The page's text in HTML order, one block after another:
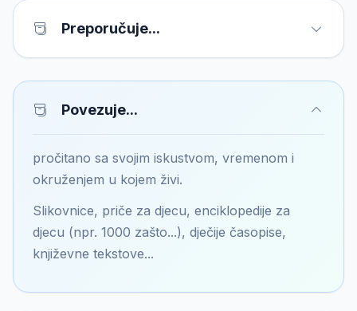
Preporučuje...
Povezuje...
pročitano sa svojim iskustvom, vremenom i
okruženjem u kojem živi.
Slikovnice, priče za djecu, enciklopedije za
djecu (npr. 1000 zašto...), dječije časopise,
književne tekstove...